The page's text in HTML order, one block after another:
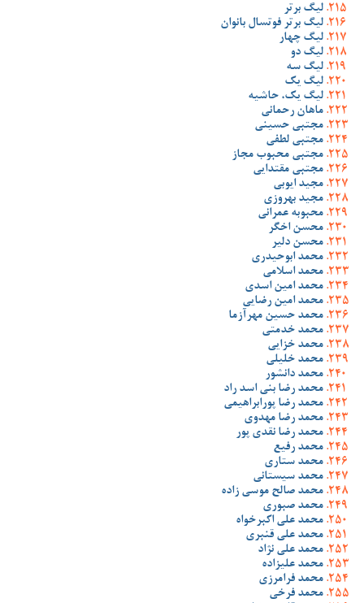
لیگ برتر
لیگ برتر فوتسال بانوان
لیگ چهار
لیگ دو
لیگ سه
لیگ یک
لیگ یک، حاشیه
ماهان رحمانی
مجتبی حسینی
مجتبی لطفی
مجتبی محبوب مجاز
مجتبی مقتدایی
مجید ایوبی
مجید بهروزی
محبوبه عمرانی
محسن اخگر
محسن دلیر
محمد ابوحیدری
محمد اسلامی
محمد امین اسدی
محمد امین رضایی
محمد حسین مهرآزما
محمد خدمتی
محمد خزایی
محمد خلیلی
محمد دانشور
محمد رضا بنی اسد راد
محمد رضا پورابراهیمی
محمد رضا مهدوی
محمد رضا نقدی پور
محمد رفیع
محمد ستاری
محمد سیستانی
محمد صالح موسی زاده
محمد صبوری
محمد علی اکبرخواه
محمد علی قنبری
محمد علی نژاد
محمد علیزاده
محمد فرامرزی
محمد فرخی